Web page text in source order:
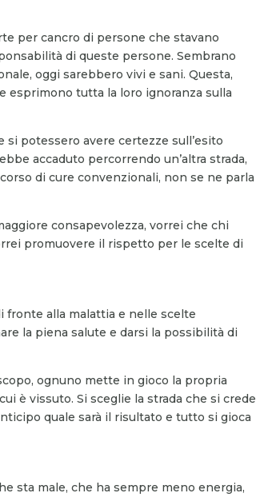
per cancro di persone che stavano
di queste persone. Sembrano
oggi sarebbero vivi e sani. Questa,
esprimono tutta la loro ignoranza sulla
potessero avere certezze sull’esito
accaduto percorrendo un’altra strada,
di cure convenzionali, non se ne parla
consapevolezza, vorrei che chi
promuovere il rispetto per le scelte di
fronte alla malattia e nelle scelte
la piena salute e darsi la possibilità di
ognuno mette in gioco la propria
è vissuto. Si sceglie la strada che si crede
quale sarà il risultato e tutto si gioca
sta male, che ha sempre meno energia,